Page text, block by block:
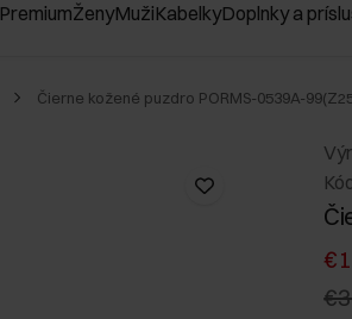
PremiumŽenyMužiKabelkyDoplnky a
Čierne kožené puzdro PORMS-0539A-